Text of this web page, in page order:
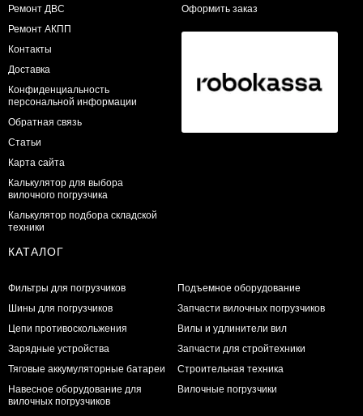
​Ремонт ДВС
Ремонт АКПП
Контакты
Доставка
Конфиденциальность
персональной информации
Обратная связь
Статьи
Карта сайта
Калькулятор для выбора
вилочного погрузчика
Калькулятор подбора складской
техники
Оформить заказ
КАТАЛОГ
Фильтры для погрузчиков
Шины для погрузчиков
Цепи противоскольжения
Зарядные устройства
Тяговые аккумуляторные батареи
Навесное оборудование для
вилочных погрузчиков
Подъемное оборудование
Запчасти вилочных погрузчиков
Вилы и удлинители вил
Запчасти для стройтехники
Строительная техника
Вилочные погрузчики